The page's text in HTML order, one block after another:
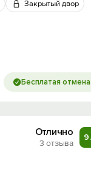
Закрытый двор
Бесплатая отмена
Отлично
3 отзыва